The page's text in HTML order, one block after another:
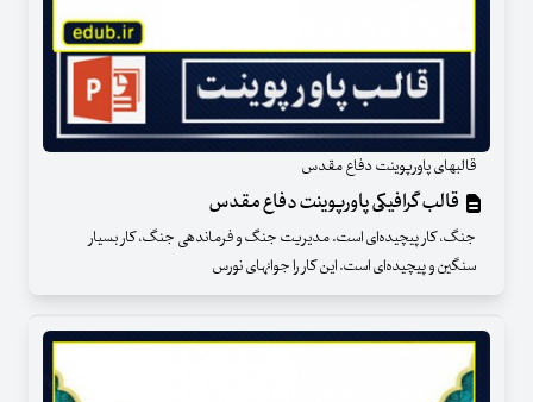
قالبهای پاورپوینت دفاع مقدس
قالب گرافیکی پاورپوینت دفاع مقدس
جنگ، کار پیچیده‌‌‌‌‌‌‌‌‌‌‌‌ای است. مدیریت جنگ و فرماندهی جنگ، کار بسیار
سنگین و پیچیده‌‌‌‌‌‌‌‌‌‌‌‌ای است. این کار را جوانهای نورس